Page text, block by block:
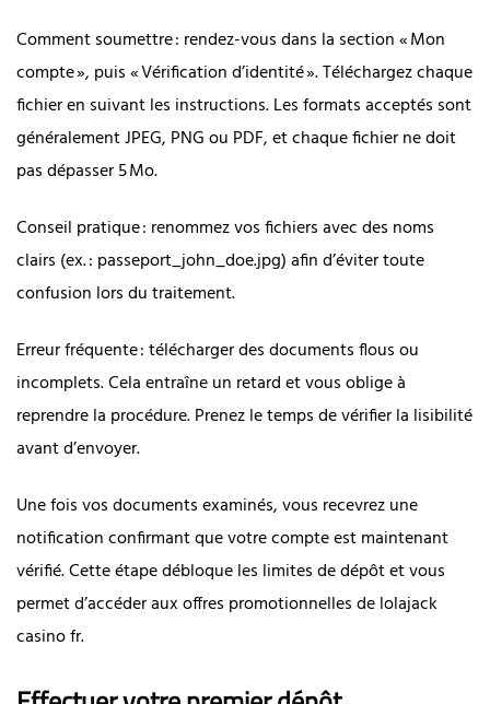
Comment soumettre : rendez-vous dans la section « Mon
compte », puis « Vérification d’identité ». Téléchargez chaque
fichier en suivant les instructions. Les formats acceptés sont
généralement JPEG, PNG ou PDF, et chaque fichier ne doit
pas dépasser 5 Mo.
Conseil pratique : renommez vos fichiers avec des noms
clairs (ex. : passeport_john_doe.jpg) afin d’éviter toute
confusion lors du traitement.
Erreur fréquente : télécharger des documents flous ou
incomplets. Cela entraîne un retard et vous oblige à
reprendre la procédure. Prenez le temps de vérifier la lisibilité
avant d’envoyer.
Une fois vos documents examinés, vous recevrez une
notification confirmant que votre compte est maintenant
vérifié. Cette étape débloque les limites de dépôt et vous
permet d’accéder aux offres promotionnelles de lolajack
casino fr.